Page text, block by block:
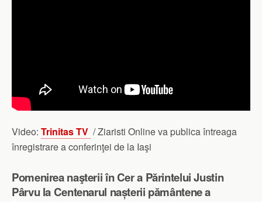
Video: Trinitas TV / Ziaristi Online va publica întreaga
înregistrare a conferinţei de la Iaşi
Pomenirea naşterii în Cer a Părintelui Justin
Pârvu la Centenarul nașterii pământene a